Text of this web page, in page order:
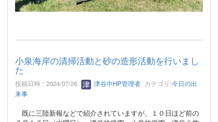
小泉海岸の清掃活動と砂の造形活動を行いまし
た
投稿日時 : 2024/07/26 津谷中HP管理者 カテゴリ:今日の出
来事
既に三陸新報などで紹介されていますが、１０日ほど前の